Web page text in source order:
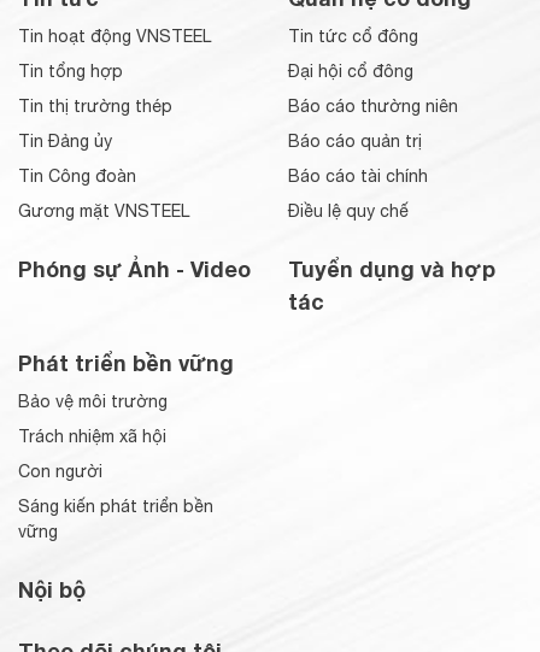
Tin hoạt động VNSTEEL
Tin tổng hợp
Tin thị trường thép
Tin Đảng ủy
Tin Công đoàn
Gương mặt VNSTEEL
Phóng sự Ảnh - Video
Tin tức cổ đông
Đại hội cổ đông
Báo cáo thường niên
Báo cáo quản trị
Báo cáo tài chính
Điều lệ quy chế
Tuyển dụng và hợp
tác
Phát triển bền vững
Bảo vệ môi trường
Trách nhiệm xã hội
Con người
Sáng kiến phát triển bền
vững
Nội bộ